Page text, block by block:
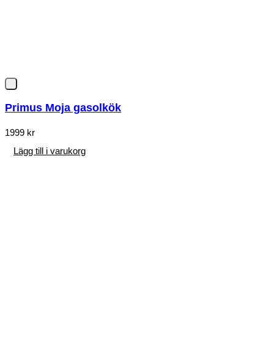
Primus Moja gasolkök
1999 kr
Lägg till i varukorg